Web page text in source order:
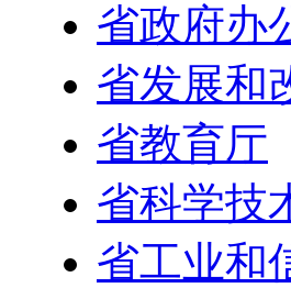
省政府办
省发展和
省教育厅
省科学技
省工业和